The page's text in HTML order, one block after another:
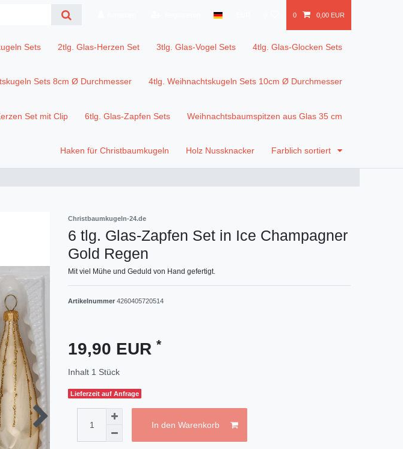
0 0,00 EUR
Sets 2tlg. Glas-Herzen Set 3tlg. Glas-Vogel Sets 4tlg. Glas-Glocken Sets
Sets 8cm Ø Durchmesser 4tlg. Weihnachtskugeln Sets 10cm Ø Durchmesser
Set mit Clip 6tlg. Glas-Zapfen Sets Weihnachtsbaumspitzen aus Glas 35 cm
Haken für Christbaumkugeln Holz Nussknacker Farblich sortiert
Christbaumkugeln-24.de
6 tlg. Glas-Zapfen Set in Ice Champagner
Gold Regen
Mit viel Mühe und Geduld von Hand gefertigt.
Artikelnummer 4260405720514
19,90 EUR *
Inhalt 1 Stück
Lieferzeit auf Anfrage
In den Warenkorb